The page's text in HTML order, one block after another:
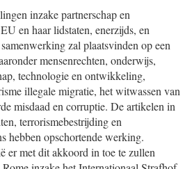
inzake partnerschap en
en haar lidstaten, enerzijds, en
zal plaatsvinden op een
mensenrechten, onderwijs,
technologie en ontwikkeling,
illegale migratie, het witwassen van
misdaad en corruptie. De artikelen in
terrorismebestrijding en
hebben opschortende werking.
er met dit akkoord in toe te zullen